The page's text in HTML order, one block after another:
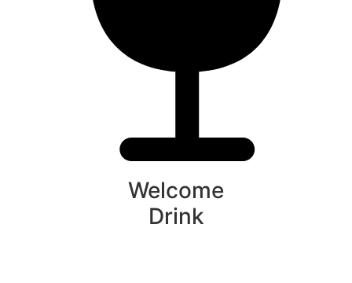
Welcome
Drink